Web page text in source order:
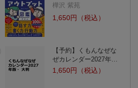
樺沢 紫苑
1,650円（税込）
【予約】くもんなぜな
ぜカレンダー2027年…
1,650円（税込）